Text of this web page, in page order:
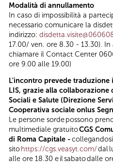
Modalità di annullamento
In caso di impossibilità a
necessario comunicare la
indirizzo:
17.00/ ven. ore 8.30 - 13.30).
chiamare il Contact Center
ore 9.00 alle 19.00)
L'incontro prevede traduzione
LIS, grazie alla
Sociali e Salute (Direzione
Cooperativa sociale onlus
Le persone sorde possono
multimediale gratuitoCGS
di Roma Capitale -
sitohttps://cgs.veasyt.com/dal
alle ore 18.30 e il sabato dalle